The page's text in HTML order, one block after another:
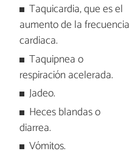
Taquicardia, que es el
aumento de la frecuencia
cardiaca.
Taquipnea o
respiración acelerada.
Jadeo.
Heces blandas o
diarrea.
Vómitos.